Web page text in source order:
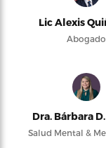
Lic Alexis
Abogado
Dra. Bárbara
Salud Mental &